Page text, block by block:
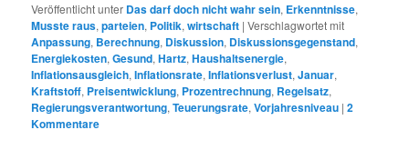
Veröffentlicht unter Das darf doch nicht wahr sein, Erkenntnisse,
Musste raus,parteien, Politik,wirtschaft |Verschlagwortet mit
Anpassung, Berechnung, Diskussion, Diskussionsgegenstand,
Energiekosten,Gesund,Hartz,Haushaltsenergie,
Inflationsausgleich,Inflationsrate,Inflationsverlust,Januar,
Kraftstoff, Preisentwicklung, Prozentrechnung, Regelsatz,
Regierungsverantwortung,Teuerungsrate,Vorjahresniveau |2
Kommentare